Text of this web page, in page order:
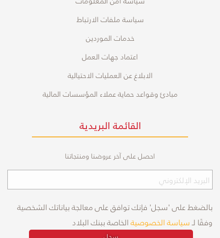
سياسة ملفات الارتباط
خدمات الموردين
اعتماد جهات العمل
الابلاغ عن العمليات الاحتيالية
مبادئ وقواعد حماية عملاء المؤسسات المالية
القائمة البريدية
احصل على آخر عروضنا ومنتجاتنا
بالضغط على 'سجل' فإنك توافق على معالجة بياناتك الشخصية
وفقًا لـسياسة الخصوصيةالخاصة ببنك البلاد